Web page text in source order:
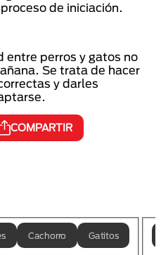
de iniciación.
entre perros y gatos no
Se trata de hacer
y darles
COMPARTIR
Cachorro Gatitos